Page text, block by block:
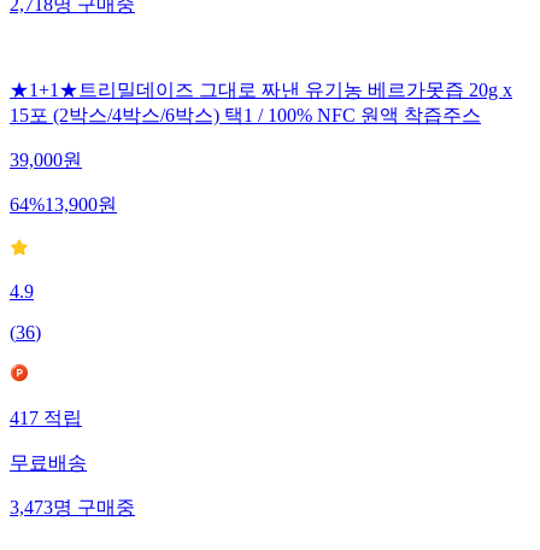
2,718명구매중
★1+1★트리밀데이즈 그대로 짜낸 유기농 베르가못즙 20g x
15포 (2박스/4박스/6박스) 택1 / 100% NFC 원액 착즙주스
39,000원
64%13,900원
4.9
(36)
417적립
무료배송
3,473명구매중